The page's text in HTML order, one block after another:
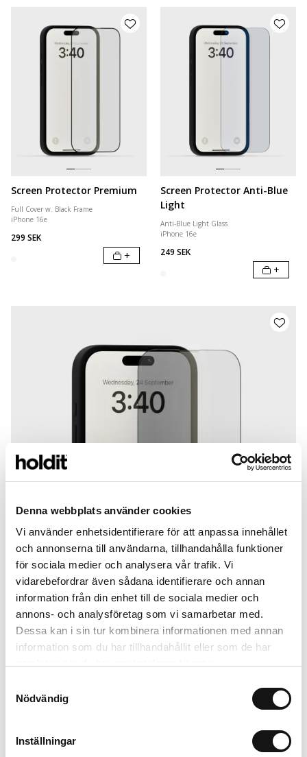
Denna webbplats använder cookies
Vi använder enhetsidentifierare för att anpassa innehållet
och annonserna till användarna, tillhandahålla funktioner
för sociala medier och analysera vår trafik. Vi
vidarebefordrar även sådana identifierare och annan
information från din enhet till de sociala medier och
annons- och analysföretag som vi samarbetar med.
Dessa kan i sin tur kombinera informationen med annan
information som du har tillhandahållit eller som de har
Nödvändig
Inställningar
Screen Protector Premium
Full Cover w. Black Frame
iPhone 16e
299 SEK
+
Screen Protector Anti-Blue
Light
Anti-Blue Light Glass
iPhone 16e
249 SEK
+
Privacy Glass
+